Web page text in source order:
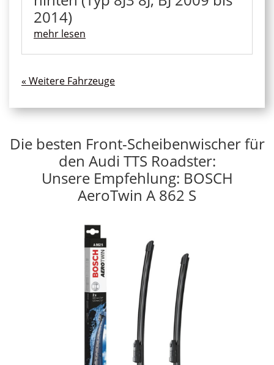
2014)
mehr lesen
Die besten Front-Scheibenwischer für
den Audi TTS Roadster:
Unsere Empfehlung: BOSCH
AeroTwin A 862 S